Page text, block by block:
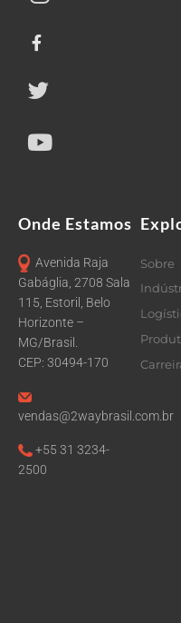
Onde Estamos
Avenida Raja
Gabáglia, 2708 Sala
115, Estoril, Belo
Horizonte –
MG/Brasil.
CEP: 30494-170
vendas@2waybrasil.com.br
+55 31 3234-
2500
Sobre